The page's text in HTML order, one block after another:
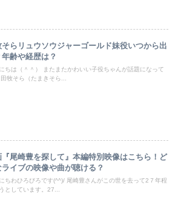
そらリュウソウジャーゴールド妹役いつから出
齢や経歴は？
ちは（＾＾） またまたかわいい子役ちゃんが話題になって
牧そら（たまきそら...
『尾崎豊を探して』本編特別映像はこちら！ど
ライブの映像や曲が聴ける？
ちわひろびろです(^^)/ 尾崎豊さんがこの世を去って2７年程
としています。27...